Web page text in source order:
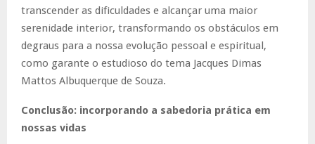
transcender as dificuldades e alcançar uma maior
serenidade interior, transformando os obstáculos em
degraus para a nossa evolução pessoal e espiritual,
como garante o estudioso do tema Jacques Dimas
Mattos Albuquerque de Souza.
Conclusão: incorporando a sabedoria prática em
nossas vidas